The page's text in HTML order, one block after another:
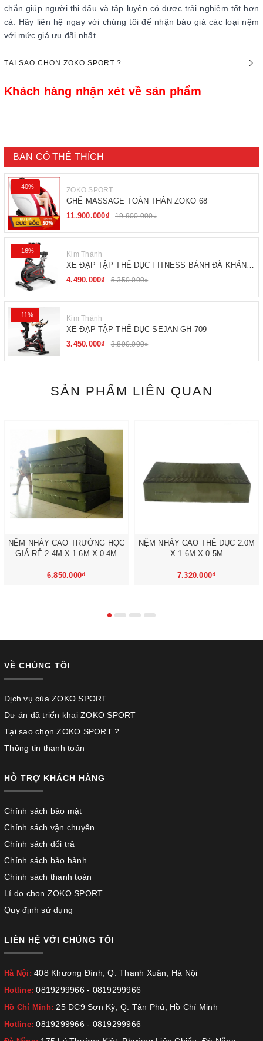
chắn giúp người thi đấu và tập luyện có được trải nghiệm tốt hơn
cả. Hãy liên hệ ngay với chúng tôi để nhận báo giá các loại nệm
với mức giá ưu đãi nhất.
TẠI SAO CHỌN ZOKO SPORT ?
Khách hàng nhận xét về sản phẩm
BẠN CÓ THỂ THÍCH
- 40% ZOKO SPORT
GHẾ MASSAGE TOÀN THÂN ZOKO 68
11.900.000₫
19.900.000₫
- 16% Kim Thành
XE ĐẠP TẬP THỂ DỤC FITNESS BÁNH ĐÀ KHÁNG
TỪ
4.490.000₫ 5.350.000₫
- 11% Kim Thành
XE ĐẠP TẬP THỂ DỤC SEJAN GH-709
3.450.000₫
3.890.000₫
SẢN PHẨM LIÊN QUAN
NỆM NHẢY CAO TRƯỜNG HỌC
GIÁ RẺ 2.4M X 1.6M X 0.4M
6.850.000₫
NỆM NHẢY CAO THỂ DỤC 2.0M
X 1.6M X 0.5M
7.320.000₫
VỀ CHÚNG TÔI
Dịch vụ của ZOKO SPORT
Dự án đã triển khai ZOKO SPORT
Tại sao chọn ZOKO SPORT ?
Thông tin thanh toán
HỖ TRỢ KHÁCH HÀNG
Chính sách bảo mật
Chính sách vận chuyển
Chính sách đổi trả
Chính sách bảo hành
Chính sách thanh toán
Lí do chọn ZOKO SPORT
Quy định sử dụng
LIÊN HỆ VỚI CHÚNG TÔI
Hà Nội: 408 Khương Đình, Q. Thanh Xuân, Hà Nội
Hotline:0819299966 - 0819299966
Hồ Chí Minh:25 DC9 Sơn Kỳ, Q. Tân Phú, Hồ Chí Minh
Hotline:0819299966 - 0819299966